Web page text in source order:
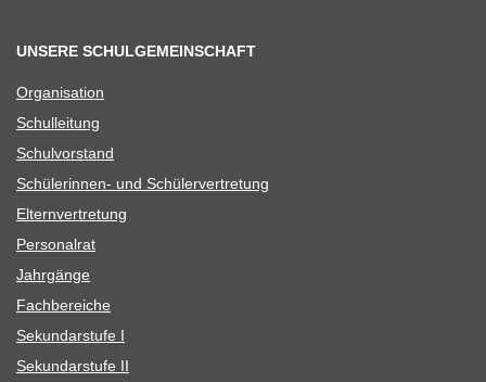
UNSERE SCHULGEMEINSCHAFT
Orga­ni­sa­tion
Schul­lei­tung
Schul­vor­stand
Schü­le­rin­nen- und Schülervertretung
Eltern­ver­tre­tung
Per­so­nal­rat
Jahr­gänge
Fach­be­rei­che
Sekun­dar­stufe I
Sekun­dar­stufe II